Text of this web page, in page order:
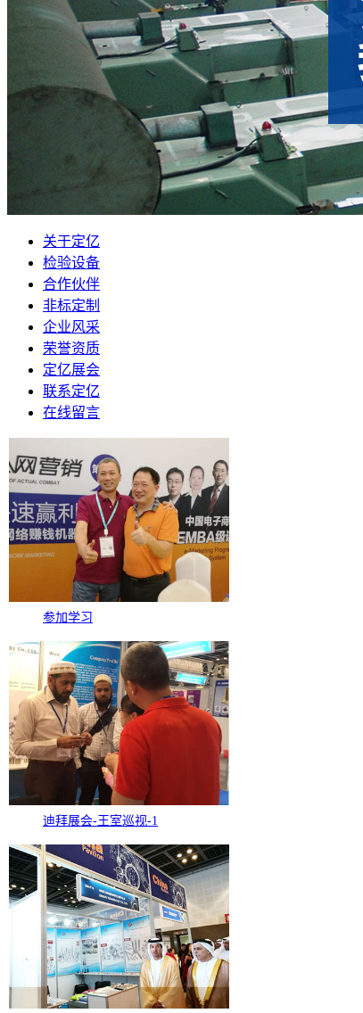
关于定亿
检验设备
合作伙伴
非标定制
企业风采
荣誉资质
定亿展会
联系定亿
在线留言
参加学习
迪拜展会-王室巡视-1